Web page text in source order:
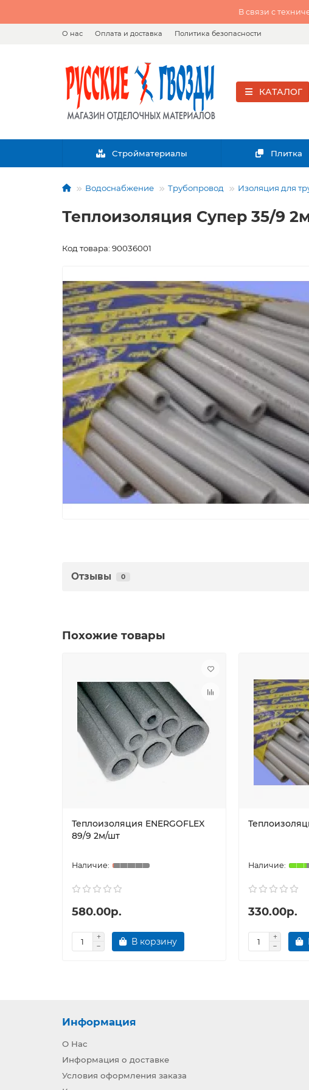
В связи с
О нас Оплата и доставка Политика безопасности
КАТАЛОГ
Стройматериалы Плитка
Водоснабжение Трубопровод Изоляция для
Теплоизоляция Супер 35/9
Код товара: 90036001
Отзывы 0
Похожие товары
Теплоизоляция ENERGOFLEX
89/9 2м/шт
580.00р.
В корзину
330.00р.
Информация
О Нас
Информация о доставке
Условия оформления заказа